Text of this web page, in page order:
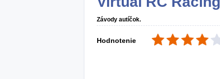
Závody autíčok.
Hodnotenie